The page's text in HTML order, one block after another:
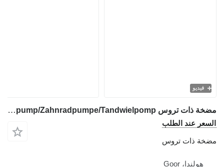
فيديو
مضخة ذات تروس Bosch 0510565019 - Gearpump/Zahnradpumpe/Tandwielpomp لـ آلات البناء
السعر عند الطلب
مضخة ذات تروس
هولندا، Goor